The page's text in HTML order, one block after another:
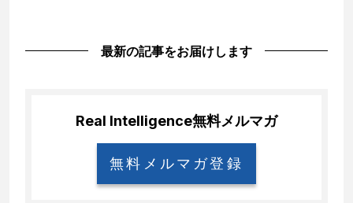
最新の記事をお届けします
Real Intelligence無料メルマガ
無料メルマガ登録